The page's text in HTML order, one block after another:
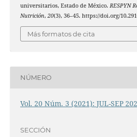
universitarios, Estado de México. RESPYN
Nutrición, 20(3), 36–45. https://doi.org/
Más formatos de cita
NÚMERO
Vol. 20 Núm. 3 (2021): JUL-SEP
SECCIÓN